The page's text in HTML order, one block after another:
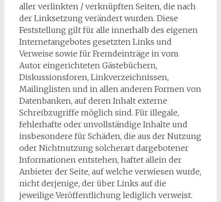
aller verlinkten / verknüpften Seiten, die nach
der Linksetzung verändert wurden. Diese
Feststellung gilt für alle innerhalb des eigenen
Internetangebotes gesetzten Links und
Verweise sowie für Fremdeinträge in vom
Autor eingerichteten Gästebüchern,
Diskussionsforen, Linkverzeichnissen,
Mailinglisten und in allen anderen Formen von
Datenbanken, auf deren Inhalt externe
Schreibzugriffe möglich sind. Für illegale,
fehlerhafte oder unvollständige Inhalte und
insbesondere für Schäden, die aus der Nutzung
oder Nichtnutzung solcherart dargebotener
Informationen entstehen, haftet allein der
Anbieter der Seite, auf welche verwiesen wurde,
nicht derjenige, der über Links auf die
jeweilige Veröffentlichung lediglich verweist.